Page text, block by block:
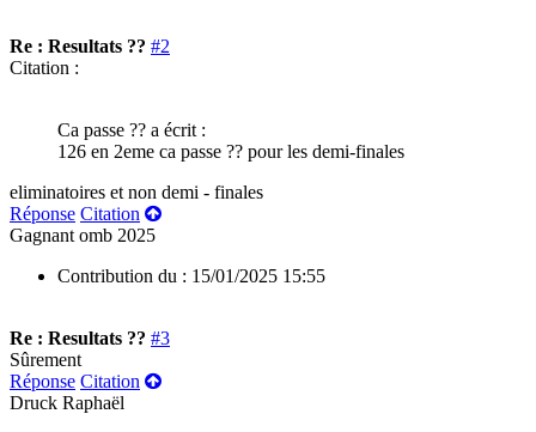
Re : Resultats ?? #2
Citation :
Ca passe ?? a écrit :
126 en 2eme ca passe ?? pour les demi-finales
eliminatoires et non demi - finales
Réponse Citation
Gagnant omb 2025
Contribution du : 15/01/2025 15:55
Re : Resultats ?? #3
Sûrement
Réponse Citation
Druck Raphaël